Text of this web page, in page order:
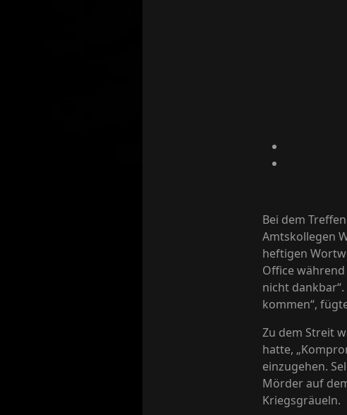
Bei dem
Amtskollegen
heftigen
Office
nicht
kommen“,
Zu dem Streit
hatte,
einzugehen.
Mörder auf
Kriegsgräueln.